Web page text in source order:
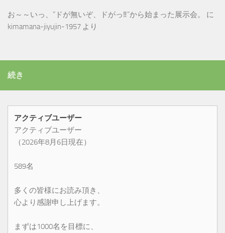
お～～いっ、”ドが無いぞ、ドがっ‼”から始まった展示会。
に
kimamana-jiyujin-1957 より
続き
アクティブユーザー
アクティブユーザー
（2026年8月6日現在）
589名
多くの皆様にお読み頂き、
心より感謝申し上げます。
まずは1000名を目標に、